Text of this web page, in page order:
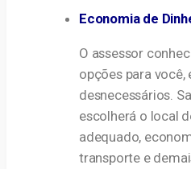
Economia de
O assessor
opções para
desnecessários.
escolherá o local
adequado,
transporte e